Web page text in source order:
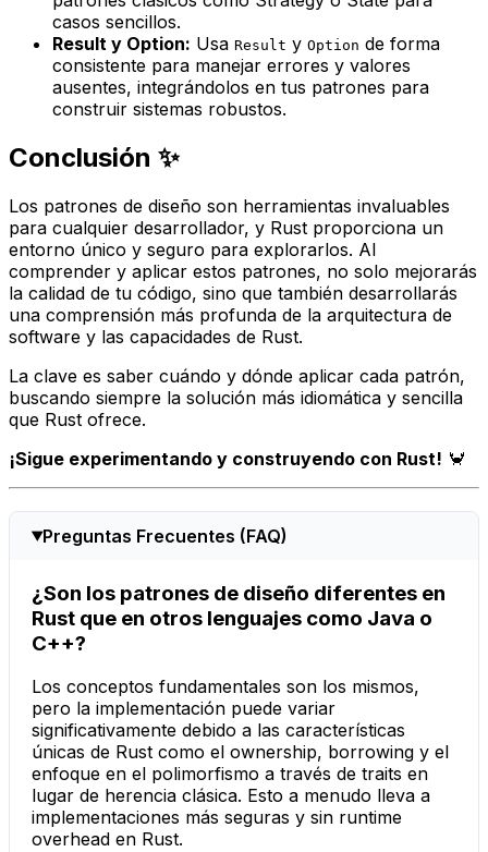
casos sencillos.
Result y Option: Usa Result y Option de forma
consistente para manejar errores y valores
ausentes, integrándolos en tus patrones para
construir sistemas robustos.
Conclusión ✨
Los patrones de diseño son herramientas invaluables
para cualquier desarrollador, y Rust proporciona un
entorno único y seguro para explorarlos. Al
comprender y aplicar estos patrones, no solo mejorarás
la calidad de tu código, sino que también desarrollarás
una comprensión más profunda de la arquitectura de
software y las capacidades de Rust.
La clave es saber cuándo y dónde aplicar cada patrón,
buscando siempre la solución más idiomática y sencilla
que Rust ofrece.
¡Sigue experimentando y construyendo con Rust! 🦀
Preguntas Frecuentes (FAQ)
¿Son los patrones de diseño diferentes en
Rust que en otros lenguajes como Java o
C++?
Los conceptos fundamentales son los mismos,
pero la implementación puede variar
significativamente debido a las características
únicas de Rust como el ownership, borrowing y el
enfoque en el polimorfismo a través de traits en
lugar de herencia clásica. Esto a menudo lleva a
implementaciones más seguras y sin runtime
overhead en Rust.